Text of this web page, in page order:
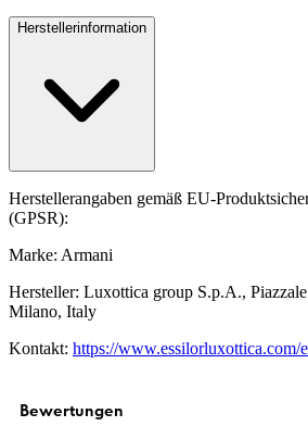
Herstellerinformation
Herstellerangaben gemäß EU-
(GPSR):
Marke: Armani
Hersteller: Luxottica group S.p.A.,
Milano, Italy
Kontakt: https://www.essilorluxottica.com/